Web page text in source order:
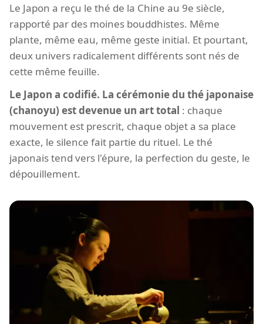
Le Japon a reçu le thé de la Chine au 9e siècle,
rapporté par des moines bouddhistes. Même
plante, même eau, même geste initial. Et pourtant,
deux univers radicalement différents sont nés de
cette même feuille.
Le Japon a codifié. La cérémonie du thé japonaise
(chanoyu) est devenue un art total : chaque
mouvement est prescrit, chaque objet a sa place
exacte, le silence fait partie du rituel. Le thé
japonais tend vers l'épure, la perfection du geste, le
dépouillement.